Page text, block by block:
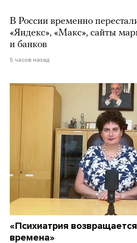
В России временно
«Яндекс», «Макс», сайты
и банков
5 часов назад
«Психиатрия
времена»